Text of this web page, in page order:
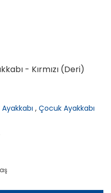
- Kırmızı (Deri)
,Çocuk Ayakkabı